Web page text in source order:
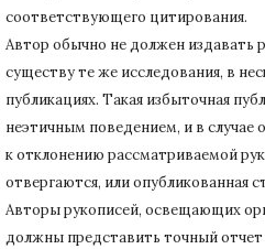
соответствующего цитирования.
Автор обычно не должен издавать
существу те же исследования, в
публикациях. Такая избыточная
неэтичным поведением, и в
к отклонению рассматриваемой
отвергаются, или опубликованная
Авторы рукописей, освещающих
должны представить точный